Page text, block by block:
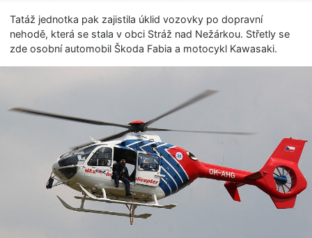
Tatáž jednotka pak zajistila úklid vozovky po dopravní
nehodě, která se stala v obci Stráž nad Nežárkou. Střetly se
zde osobní automobil Škoda Fabia a motocykl Kawasaki.